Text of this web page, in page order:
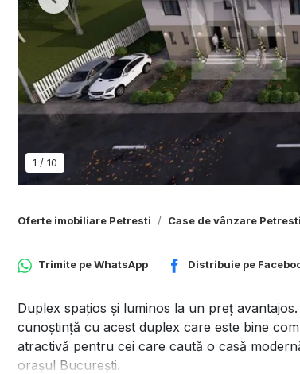
1 / 10
Previous
Oferte imobiliare Petresti Case de vânzare Petresti
Trimite peWhatsApp Distribuie pe
Duplex spațios și luminos la un preț
cunoștință cu acest duplex care este bine
atractivă pentru cei care caută o casă
orașul București.